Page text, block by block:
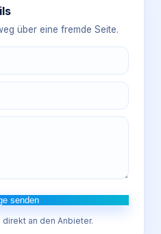
über eine fremde Seite.
senden
an den Anbieter.